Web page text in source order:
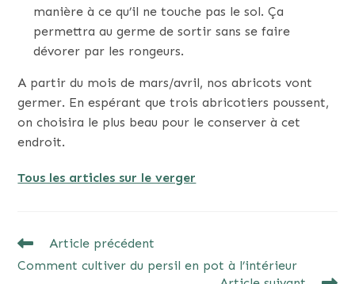
manière à ce qu’il ne touche pas le sol. Ça
permettra au germe de sortir sans se faire
dévorer par les rongeurs.
A partir du mois de mars/avril, nos abricots vont
germer. En espérant que trois abricotiers poussent,
on choisira le plus beau pour le conserver à cet
endroit.
Tous les articles sur le verger
READ
ARTICLES
Article précédent
Comment cultiver du persil en pot à l’intérieur